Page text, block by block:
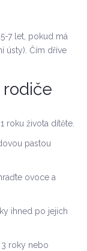
7 let, pokud má
ústy). Čím dříve
roku života dítěte.
pastou
ovoce a
ihned po jejich
3 roky nebo